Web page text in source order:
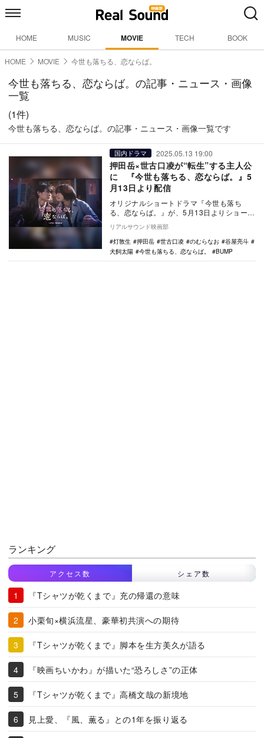
HOME MUSIC MOVIE TECH BOOK
HOME MOVIE 今世も落ちる、恋ならば。
今世も落ちる、恋ならば。の記事・ニュース・画像
一覧
(1件)
今世も落ちる、恋ならば。の記事・ニュース・画像一覧です
国内ドラマ 2025.05.13 19:00
押田岳×世古口凌が“転生”する主人公
に 『今世も落ちる、恋ならば。』5
月13日より配信
オリジナルショートドラマ『今世も落ち
る、恋ならば。』が、5月13日よりショート
ドラマアプリBUMPにて独占配信される。
本作…
リアルサウンド映画部
灯敦生
押田岳 世古口凌 のむらなお
谷屋亮斗
犬飼太陽
今世も落ちる、恋ならば。 BUMP
ランキング
アクセス数 シェア数
『Tシャツが乾くまで』充の帰還の意味
小栗旬×横浜流星、豪華初共演への期待
『Tシャツが乾くまで』脚本を生方美久が語る
『映画ちいかわ』が描いた“恐ろしさ”の正体
『Tシャツが乾くまで』高橋文哉の新境地
見上愛、『風、薫る』との1年を振り返る